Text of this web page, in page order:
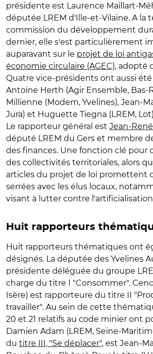
présidente est Laurence Maillart-
députée LREM d'Ille-et-Vilaine. A la
commission du développement
dernier, elle s'est particulièrement
auparavant sur le projet de loi
économie circulaire (AGEC), adopté
Quatre vice-présidents ont aussi été
Antoine Herth (Agir Ensemble, Bas-
Millienne (Modem, Yvelines), Jean-
Jura) et Huguette Tiegna (LREM,
Le rapporteur général est Jean-
député LREM du Gers et membre
des finances. Une fonction clé pour
des collectivités territoriales, alors
articles du projet de loi promettent
serrées avec les élus locaux,
visant à lutter contre l'artificialisation
Huit rapporteurs
Huit rapporteurs thématiques ont
désignés. La députée des Yvelines
présidente déléguée du groupe
charge du titre I "Consommer".
Isère) est rapporteure du titre II
travailler". Au sein de cette
20 et 21 relatifs au code minier ont
Damien Adam (LREM, Seine-
du titre III, "Se déplacer", est Jean-